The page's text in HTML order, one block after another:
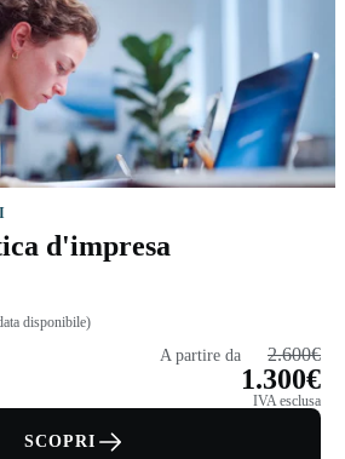
d'impresa
disponibile)
A partire da 2.600€
1.300€
IVA esclusa
SCOPRI